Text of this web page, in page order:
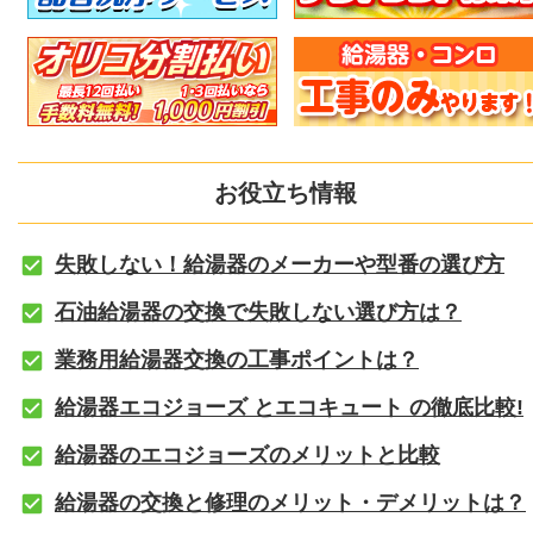
お役立ち情報
失敗しない！給湯器のメーカーや型番の選び方
石油給湯器の交換で失敗しない選び方は？
業務用給湯器交換の工事ポイントは？
給湯器エコジョーズ とエコキュート の徹底比較!
給湯器のエコジョーズのメリットと比較
給湯器の交換と修理のメリット・デメリットは？